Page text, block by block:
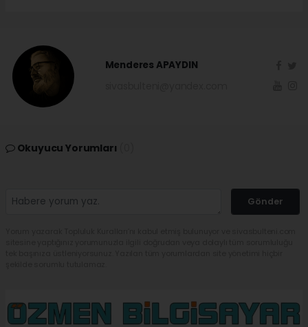
Menderes APAYDIN
Okuyucu Yorumları
Gönder